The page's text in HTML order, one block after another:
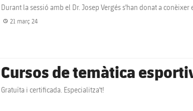
Durant la sessió amb el Dr. Josep Vergés s'han donat a
label.share.clock
21 març 24
Cursos de temàtica
Gratuïta i certificada. Especialitza't!